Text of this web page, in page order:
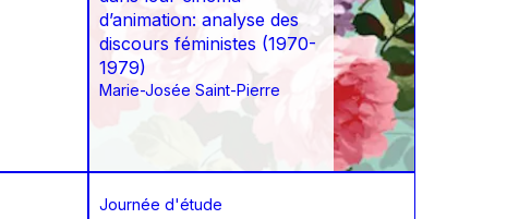
d’animation: analyse des
discours féministes (1970-
1979)
Marie-Josée Saint-Pierre
Journée d'étude